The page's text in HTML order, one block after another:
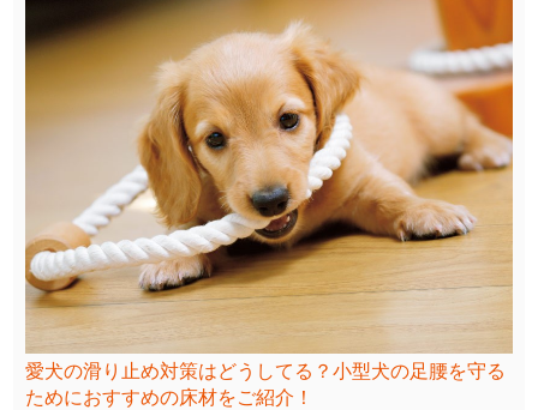
愛犬の滑り止め対策はどうしてる？小型犬の足腰を守る
ためにおすすめの床材をご紹介！